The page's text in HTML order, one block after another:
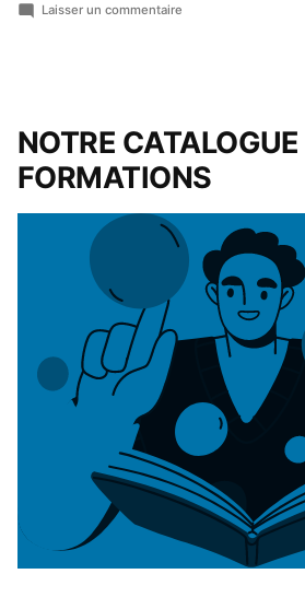
Laisser un commentaire
NOTRE CATALOGUE
FORMATIONS